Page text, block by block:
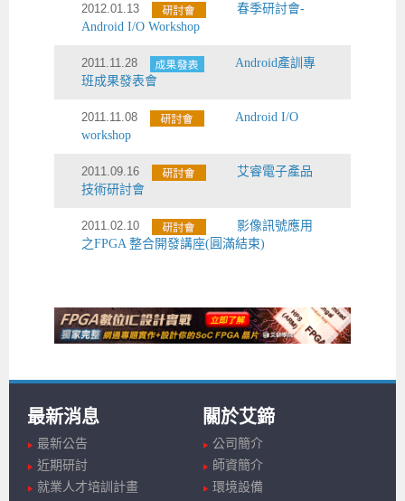
2012.01.13
春季研討會-
Android I/O Workshop
2011.11.28
Android產訓專
班成果發表會
2011.11.08
Android I/O
workshop
2011.09.16
艾睿電子產品
技術研討會
2011.02.10
影像訊號應用
之FPGA 整合開發講座(圓滿結束)
最新消息
最新公告
近期研討
就業人才培訓計畫
關於艾鍗
公司簡介
師資簡介
環境設備